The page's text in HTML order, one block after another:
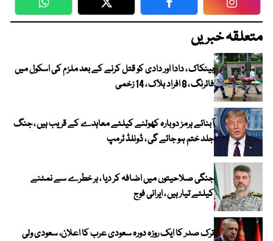
WhatsApp Twitter Facebook
متعلقہ خبریں
بینکاک ، دادا اور دادی کو قتل کرنے کے بعد ملزم کی اسکول میں
فائرنگ ، 8 افراد ہلاک ، 14 زخمی
آبنائے ہرمز دوبارہ کھولنے کیلئے معاہدے کے قریب ہیں ، جنگ
جلد ختم ہو جائے گی ، ڈونلڈ ٹرمپ
جنگی صلاحیتوں میں اضافہ کر دیا ، ہر خطرے سے نمٹنے
کیلئے تیار ہیں ، ایرانی فوج
ترک صدر کا ایک روزہ دورہ سعودی عرب کا اعلان، سعودی ولی